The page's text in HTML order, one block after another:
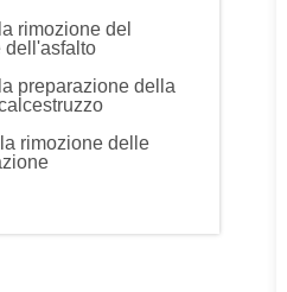
rimozione del
dell'asfalto
preparazione della
rimozione delle